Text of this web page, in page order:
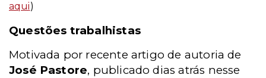
aqui)
Questões trabalhistas
Motivada por recente artigo de autoria de
José Pastore, publicado dias atrás nesse